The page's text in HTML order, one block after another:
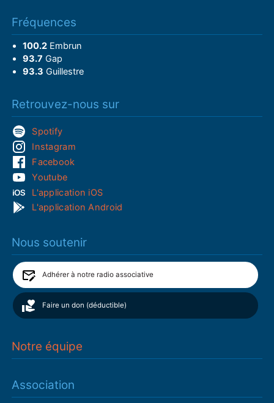
Fréquences
100.2Embrun
93.7 Gap
93.3 Guillestre
Retrouvez-nous sur
Spotify
Instagram
Facebook
Youtube
L'application iOS
L'application Android
Nous soutenir
Adhérer à notre radio associative
Faire un don (déductible)
Notre équipe
Association